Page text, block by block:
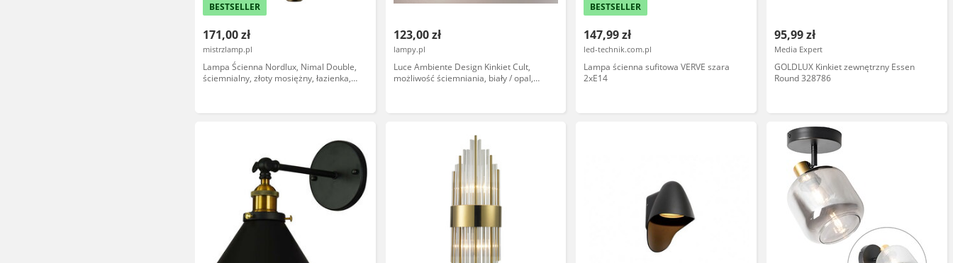
BESTSELLER
171,00 zł
mistrzlamp.pl
Lampa Ścienna Nordlux, Nimal Double,
ściemnialny, złoty mosiężny, łazienka,
123,00 zł
lampy.pl
Luce Ambiente Design Kinkiet Cult,
możliwość ściemniania, biały / opal,
BESTSELLER
147,99 zł
led-technik.com.pl
Lampa ścienna sufitowa VERVE szara
2xE14
95,99 zł
Media Expert
GOLDLUX Kinkiet zewnętrzny Essen
Round 328786